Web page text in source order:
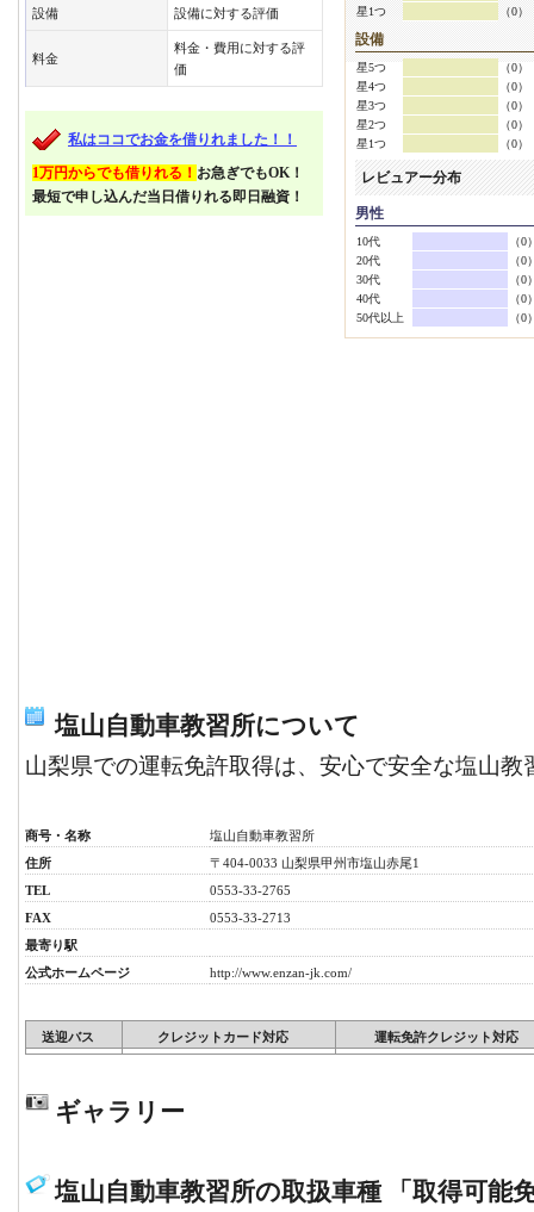
設備 設備に対する評価
料金
料金・費用に対する評
価
私はココでお金を借りれました！！
1万円からでも借りれる！ お急ぎでもOK！
最短で申し込んだ当日借りれる即日融資！
星1つ
（0）
設備
星5つ
（0）
星4つ
（0）
星3つ
（0）
星2つ
（0）
星1つ
（0）
レビュアー分布
男性
10代
（0
20代
（0
30代
（0
40代
（0
50代以上
（0
塩山自動車教習所について
山梨県での運転免許取得は、安心で安全な塩山教
商号・名称
塩山自動車教習所
住所
〒404-0033 山梨県甲州市塩山赤尾1
TEL
0553-33-2765
FAX
0553-33-2713
最寄り駅
公式ホームページ
http://www.enzan-jk.com/
送迎バス クレジットカード対応 運転免許クレジット対応
ギャラリー
塩山自動車教習所の取扱車種 「取得可能